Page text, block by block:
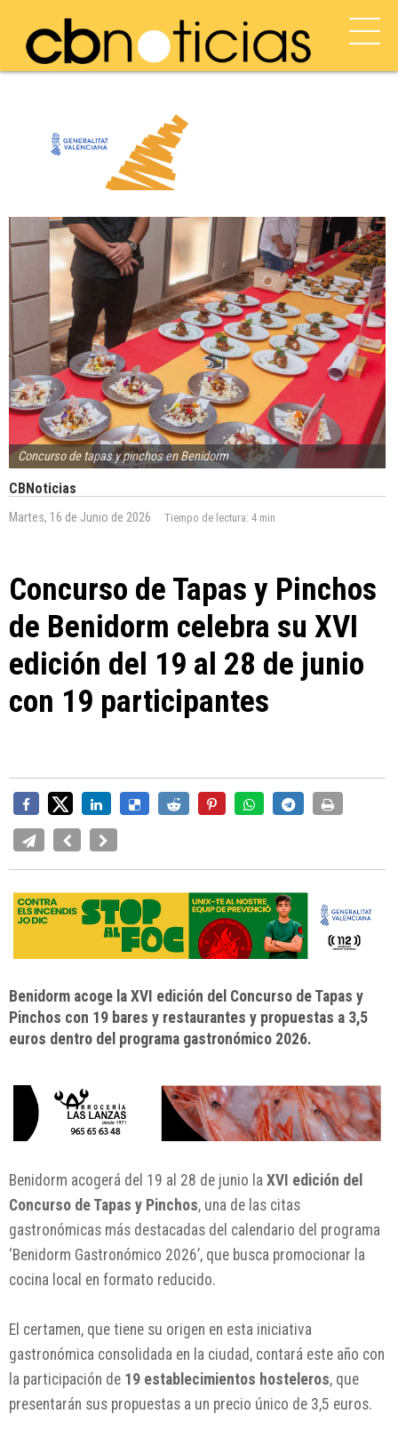
Concurso de tapas y pinchos en Benidorm
CBNoticias
Martes, 16 de Junio de 2026 Tiempo de lectura: 4 min
Concurso de Tapas y Pinchos
de Benidorm celebra su XVI
edición del 19 al 28 de junio
con 19 participantes
Benidorm acoge la XVI edición del Concurso de Tapas y
Pinchos con 19 bares y restaurantes y propuestas a 3,5
euros dentro del programa gastronómico 2026.
Benidorm acogerá del 19 al 28 de junio la XVI edición del
Concurso de Tapas y Pinchos, una de las citas
gastronómicas más destacadas del calendario del programa
‘Benidorm Gastronómico 2026’, que busca promocionar la
cocina local en formato reducido.
El certamen, que tiene su origen en esta iniciativa
gastronómica consolidada en la ciudad, contará este año con
la participación de 19 establecimientos hosteleros, que
presentarán sus propuestas a un precio único de 3,5 euros.